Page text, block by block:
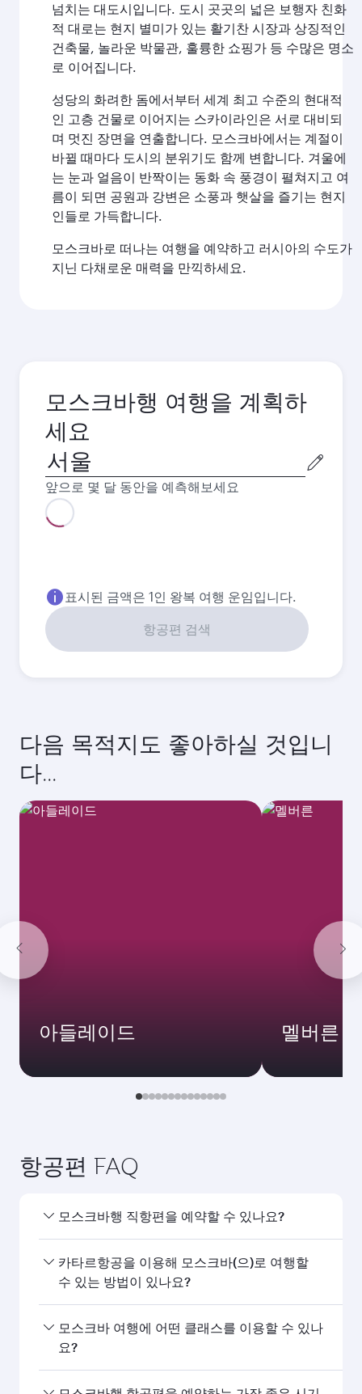
넘치는 대도시입니다. 도시 곳곳의 넓은 보행자 친화
적 대로는 현지 별미가 있는 활기찬 시장과 상징적인
건축물, 놀라운 박물관, 훌륭한 쇼핑가 등 수많은 명소
로 이어집니다.
성당의 화려한 돔에서부터 세계 최고 수준의 현대적
인 고층 건물로 이어지는 스카이라인은 서로 대비되
며 멋진 장면을 연출합니다. 모스크바에서는 계절이
바뀔 때마다 도시의 분위기도 함께 변합니다. 겨울에
는 눈과 얼음이 반짝이는 동화 속 풍경이 펼쳐지고 여
름이 되면 공원과 강변은 소풍과 햇살을 즐기는 현지
인들로 가득합니다.
모스크바로 떠나는 여행을 예약하고 러시아의 수도가
지닌 다채로운 매력을 만끽하세요.
모스크바행 여행을 계획하
세요
출
발
도
시
앞으로 몇 달 동안을 예측해보세요
9월
10월
다음 목적지도 좋아하실 것입니
다...